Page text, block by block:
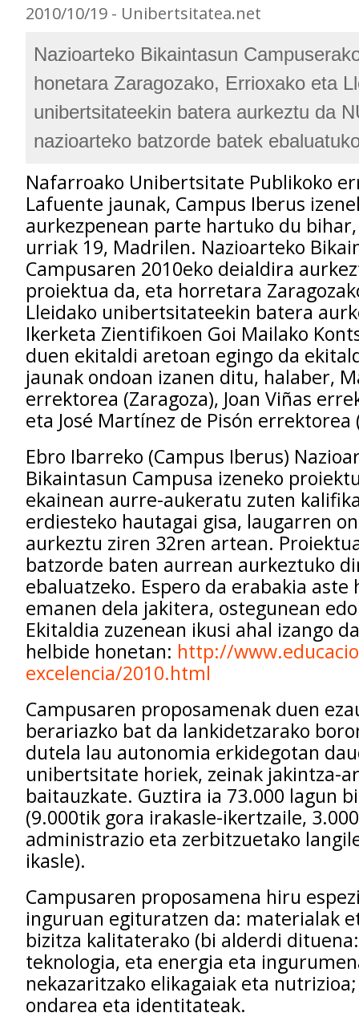
2010/10/19 - Unibertsitatea.net
Nazioarteko Bikaintasun
honetara Zaragozako, Errioxako eta
unibertsitateekin batera aurkeztu da
nazioarteko batzorde batek
Nafarroako Unibertsitate Publikoko
Lafuente jaunak, Campus Iberus
aurkezpenean parte hartuko du
urriak 19, Madrilen. Nazioarteko
Campusaren 2010eko deialdira
proiektua da, eta horretara
Lleidako unibertsitateekin batera
Ikerketa Zientifikoen Goi Mailako
duen ekitaldi aretoan egingo da
jaunak ondoan izanen ditu, halaber,
errektorea (Zaragoza), Joan Viñas
eta José Martínez de Pisón errektorea
Ebro Ibarreko (Campus Iberus)
Bikaintasun Campusa izeneko
ekainean aurre-aukeratu zuten
erdiesteko hautagai gisa, laugarren
aurkeztu ziren 32ren artean.
batzorde baten aurrean aurkeztuko
ebaluatzeko. Espero da erabakia aste
emanen dela jakitera, ostegunean
Ekitaldia zuzenean ikusi ahal izango
helbide honetan: http://
excelencia/2010.html
Campusaren proposamenak duen
berariazko bat da lankidetzarako
dutela lau autonomia erkidegotan
unibertsitate horiek, zeinak jakintza-
baitauzkate. Guztira ia 73.000 lagun
(9.000tik gora irakasle-ikertzaile,
administrazio eta zerbitzuetako
ikasle).
Campusaren proposamena hiru
inguruan egituratzen da: materialak
bizitza kalitaterako (bi alderdi
teknologia, eta energia eta
nekazaritzako elikagaiak eta
ondarea eta identitateak.